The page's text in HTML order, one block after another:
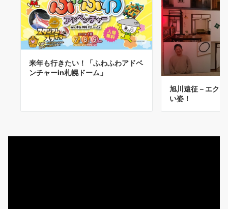
来年も行きたい！「ふわふわアドベ
ンチャーin札幌ドーム」
旭川遠征－エク
い姿！